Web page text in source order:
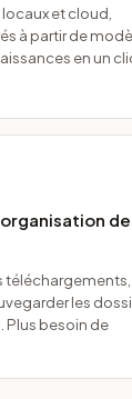
et cloud,
à partir de
en un
les
Plus besoin de